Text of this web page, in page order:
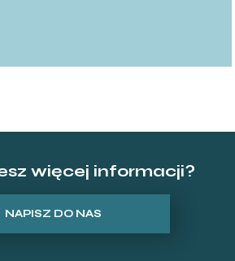
więcej informacji?
NAPISZ DO NAS